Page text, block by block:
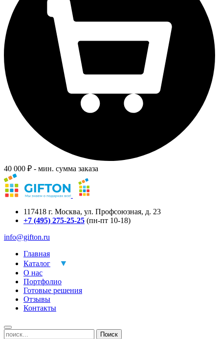
40 000 ₽ - мин. сумма заказа
117418 г. Москва, ул. Профсоюзная, д. 23
+7 (495) 275-25-25 (пн-пт 10-18)
info@gifton.ru
Главная
Каталог
О нас
Портфолио
Готовые решения
Отзывы
Контакты
Поиск